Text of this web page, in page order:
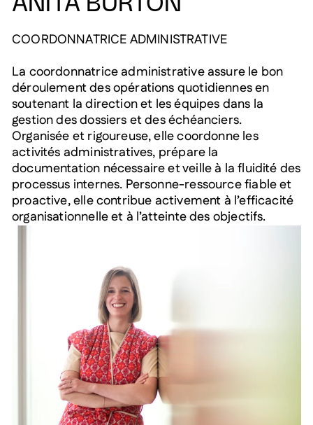
COORDONNATRICE ADMINISTRATIVE
La coordonnatrice administrative assure le bon
déroulement des opérations quotidiennes en
soutenant la direction et les équipes dans la
gestion des dossiers et des échéanciers.
Organisée et rigoureuse, elle coordonne les
activités administratives, prépare la
documentation nécessaire et veille à la fluidité des
processus internes. Personne-ressource fiable et
proactive, elle contribue activement à l’efficacité
organisationnelle et à l’atteinte des objectifs.